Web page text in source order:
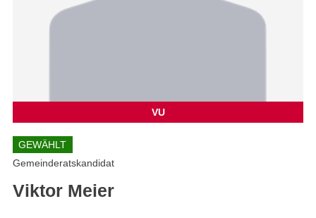
VU
GEWÄHLT
Gemeinderatskandidat
Viktor Meier